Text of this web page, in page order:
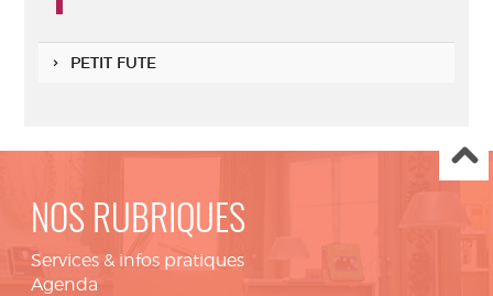
PETIT FUTE
NOS RUBRIQUES
Services & infos pratiques
Agenda